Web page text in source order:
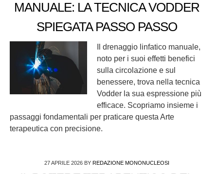
MANUALE: LA TECNICA VODDER
SPIEGATA PASSO PASSO
Il drenaggio linfatico manuale,
noto per i suoi effetti benefici
sulla circolazione e sul
benessere, trova nella tecnica
Vodder la sua espressione più
efficace. Scopriamo insieme i
passaggi fondamentali per praticare questa Arte
terapeutica con precisione.
27 APRILE 2026BY REDAZIONE MONONUCLEOSI